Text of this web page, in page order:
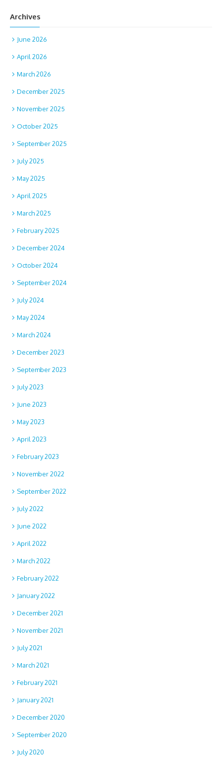
Archives
June 2026
April 2026
March 2026
December 2025
November 2025
October 2025
September 2025
July 2025
May 2025
April 2025
March 2025
February 2025
December 2024
October 2024
September 2024
July 2024
May 2024
March 2024
December 2023
September 2023
July 2023
June 2023
May 2023
April 2023
February 2023
November 2022
September 2022
July 2022
June 2022
April 2022
March 2022
February 2022
January 2022
December 2021
November 2021
July 2021
March 2021
February 2021
January 2021
December 2020
September 2020
July 2020